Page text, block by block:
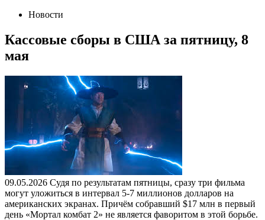
Новости
Кассовые сборы в CША за пятницу, 8
мая
09.05.2026 Судя по результатам пятницы, сразу три фильма
могут уложиться в интервал 5-7 миллионов долларов на
американских экранах. Причём собравший $17 млн в первый
день «Мортал комбат 2» не является фаворитом в этой борьбе.